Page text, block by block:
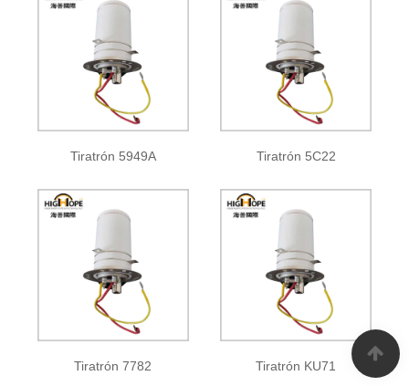
Tiratrón 5949A Tiratrón 5C22
Tiratrón 7782 Tiratrón KU71